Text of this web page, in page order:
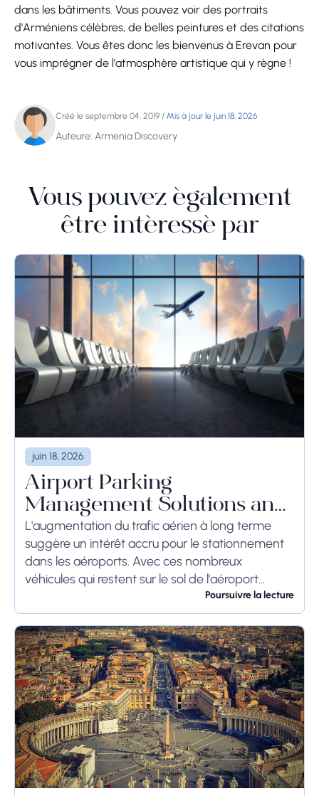
dans les bâtiments. Vous pouvez voir des portraits
d'Arméniens célèbres, de belles peintures et des citations
motivantes. Vous êtes donc les bienvenus à Erevan pour
vous imprégner de l'atmosphère artistique qui y règne !
Créé le septembre 04, 2019 / Mis à jour le juin 18, 2026
Auteure: Armenia Discovery
Vous pouvez également
être intéressé par
juin 18, 2026
Airport Parking
Management Solutions and
Systems
L'augmentation du trafic aérien à long terme
suggère un intérêt accru pour le stationnement
dans les aéroports. Avec ces nombreux
véhicules qui restent sur le sol de l'aéroport
pendant une longue période, voire des
semaines, les...
Poursuivre la lecture